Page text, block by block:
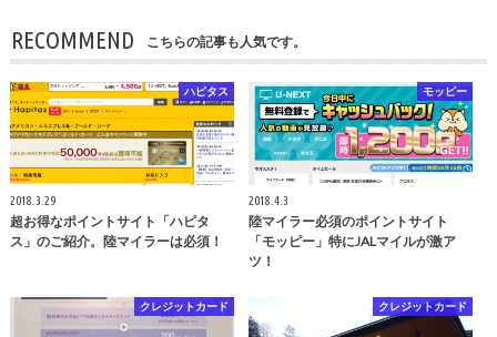
RECOMMEND こちらの記事も人気です。
ハピタス
2018.3.29
超お得なポイントサイト「ハピタ
ス」のご紹介。陸マイラーは必須！
モッピー
2018.4.3
陸マイラー必須のポイントサイト
「モッピー」特にJALマイルが激ア
ツ！
クレジットカード クレジットカード